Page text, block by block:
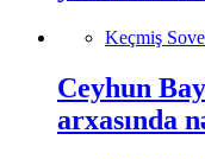
Keçmiş
Ceyhun
arxasında